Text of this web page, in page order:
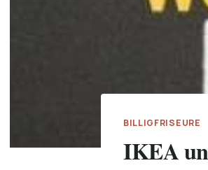
BILLIGFRISEURE
IKEA